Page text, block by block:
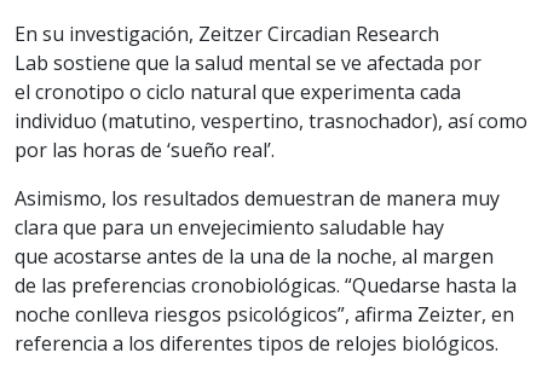
En su investigación, Zeitzer Circadian Research
Lab sostiene que la salud mental se ve afectada por
el cronotipo o ciclo natural que experimenta cada
individuo (matutino, vespertino, trasnochador), así como
por las horas de ‘sueño real’.
Asimismo, los resultados demuestran de manera muy
clara que para un envejecimiento saludable hay
que acostarse antes de la una de la noche, al margen
de las preferencias cronobiológicas. “Quedarse hasta la
noche conlleva riesgos psicológicos”, afirma Zeizter, en
referencia a los diferentes tipos de relojes biológicos.